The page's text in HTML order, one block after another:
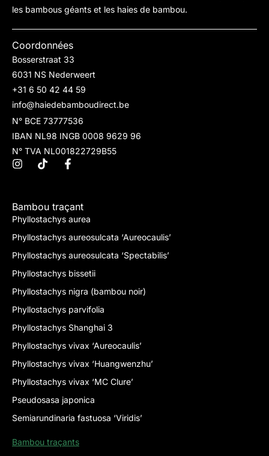
les bambous géants et les haies de bambou.
Coordonnées
Bosserstraat 33
6031 NS Nederweert
+31 6 50 42 44 59
info@haiedebamboudirect.be
N° BCE 73777536
IBAN NL98 INGB 0008 9629 96
N° TVA NL001822729B55
Bambou traçant
Phyllostachys aurea
Phyllostachys aureosulcata ‘Aureocaulis’
Phyllostachys aureosulcata ‘Spectabilis’
Phyllostachys bissetii
Phyllostachys nigra (bambou noir)
Phyllostachys parvifolia
Phyllostachys Shanghai 3
Phyllostachys vivax ‘Aureocaulis’
Phyllostachys vivax ‘Huangwenzhu’
Phyllostachys vivax ‘MC Clure’
Pseudosasa japonica
Semiarundinaria fastuosa ‘Viridis’
Bambou traçants